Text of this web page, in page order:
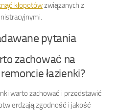
kłopotówzwiązanych z
pytania
zachować na
łazienki?
warto zachować i przedstawić
zgodność i jakość